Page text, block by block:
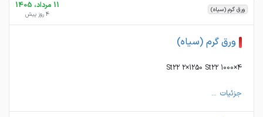
ورق گرم (سیاه) 11 مرداد، 1405
4 روز پیش
ورق گرم (سیاه)
4×1000 St22 2×1250 St22
جزئیات ...